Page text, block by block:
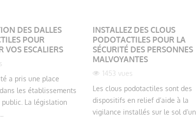
DES DALLES
POUR
VOS ESCALIERS
a pris une place
les établissements
public. La législation
INSTALLEZ DES CLOUS
PODOTACTILES POUR LA
SÉCURITÉ DES PERSONNES
MALVOYANTES
1453 vues
Les clous podotactiles sont des
dispositifs en relief d’aide à la
vigilance installés sur le sol d’un